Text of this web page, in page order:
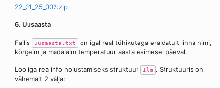
22_01_25_002.zip
6. Uusaasta
Failis uusaasta.txt
on igal real tühikutega eraldatult linna nimi,
kõrgeim ja madalaim temperatuur aasta esimesel päeval.
Loo iga rea info hoiustamiseks struktuur Ilm . Struktuuris on
vähemalt 2 välja: